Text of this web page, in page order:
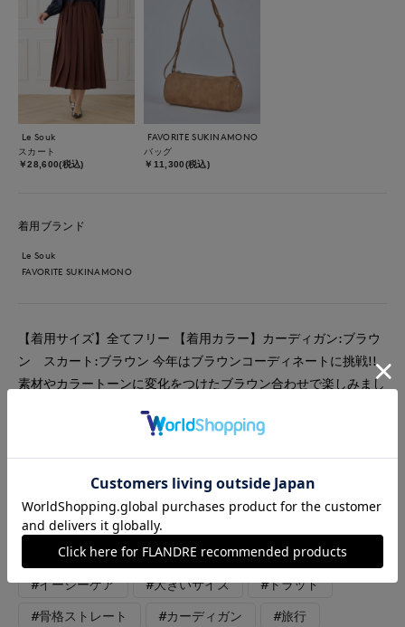
Le Souk
スカート
￥28,600(税込)
FAVORITE SUKINAMONO
バッグ
￥11,300(税込)
着用ブランド
Le Souk
FAVORITE SUKINAMONO
【着用サイズ】全てフリー 【着用カラー】カーディガン:ブラウ
ン スカート:ブラウン 今年はブラウンコーディネートに挑戦!!
素材やカラートーンに変化をつけたブラウン合わせで楽しみまし
リーツスカートの動きあるシルエットを加えてワントーンに動き
いコーディネートにしました。
#スカート #ニット
#女子会 #デート #食事会 #ウォッシャブル
#イージーケア #大きいサイズ #トラッド
#骨格ストレート #カーディガン #旅行